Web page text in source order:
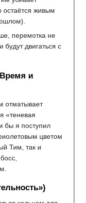
остаётся живым
перемотка не
двигаться с
и
отматывает
«теневая
бы я поступил
цветом
Тим, так и